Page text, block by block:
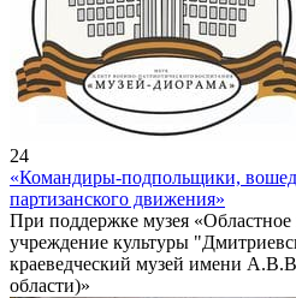
24
«Командиры-подпольщики,
партизанского движения»
При поддержке музея «Областное
учреждение культуры
краеведческий музей имени
области)»